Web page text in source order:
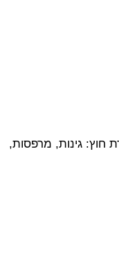
חוץ: גינות, מרפסות,